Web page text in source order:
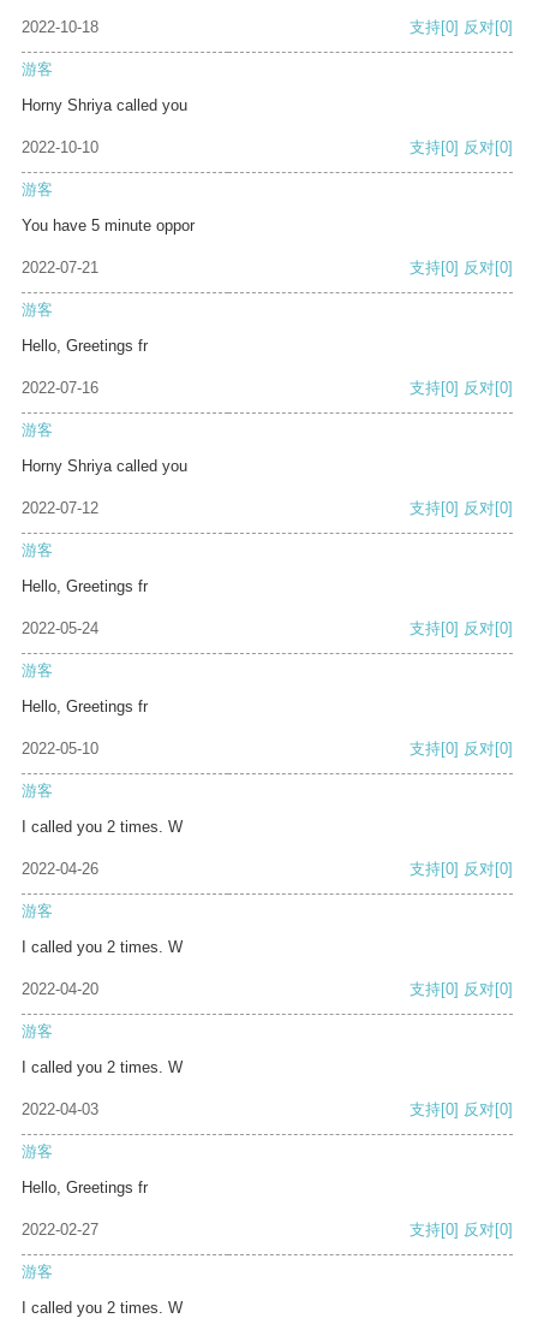
2022-10-18 支持[0] 反对[0]
游客
Horny Shriya called you
2022-10-10 支持[0] 反对[0]
游客
You have 5 minute oppor
2022-07-21 支持[0] 反对[0]
游客
Hello, Greetings fr
2022-07-16 支持[0] 反对[0]
游客
Horny Shriya called you
2022-07-12 支持[0] 反对[0]
游客
Hello, Greetings fr
2022-05-24 支持[0] 反对[0]
游客
Hello, Greetings fr
2022-05-10 支持[0] 反对[0]
游客
I called you 2 times. W
2022-04-26 支持[0] 反对[0]
游客
I called you 2 times. W
2022-04-20 支持[0] 反对[0]
游客
I called you 2 times. W
2022-04-03 支持[0] 反对[0]
游客
Hello, Greetings fr
2022-02-27 支持[0] 反对[0]
游客
I called you 2 times. W